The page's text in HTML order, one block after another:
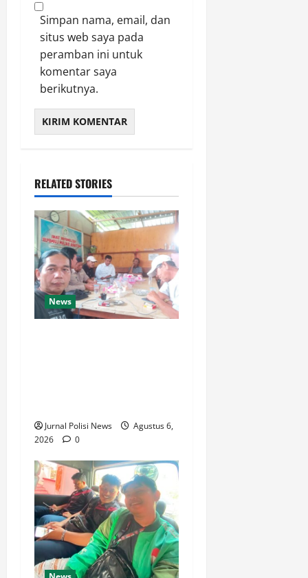
Simpan nama, email, dan
situs web saya pada
peramban ini untuk
komentar saya
berikutnya.
RELATED STORIES
News
Jurnal Polisi News
Agustus 6,
2026
0